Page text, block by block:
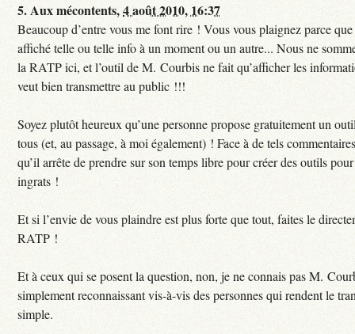
5.Aux mécontents,4 août 2010, 16:37
Beaucoup d’entre vous me font rire ! Vous vous plaignez parce que
affiché telle ou telle info à un moment ou un autre... Nous ne
la RATP ici, et l’outil de M. Courbis ne fait qu’afficher les
veut bien transmettre au public !!!
Soyez plutôt heureux qu’une personne propose gratuitement un
tous (et, au passage, à moi également) ! Face à de tels
qu’il arrête de prendre sur son temps libre pour créer des outils
ingrats !
Et si l’envie de vous plaindre est plus forte que tout, faites le
RATP !
Et à ceux qui se posent la question, non, je ne connais pas M.
simplement reconnaissant vis-à-vis des personnes qui rendent le
simple.